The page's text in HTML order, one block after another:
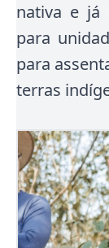
nativa e já
para
para
terras